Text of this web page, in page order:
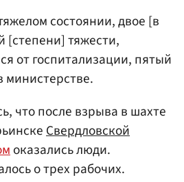
состоянии, двое [в
[степени] тяжести,
от госпитализации, пятый
министерстве.
что после взрыва в шахте
Свердловской
оказались люди.
о трех рабочих.